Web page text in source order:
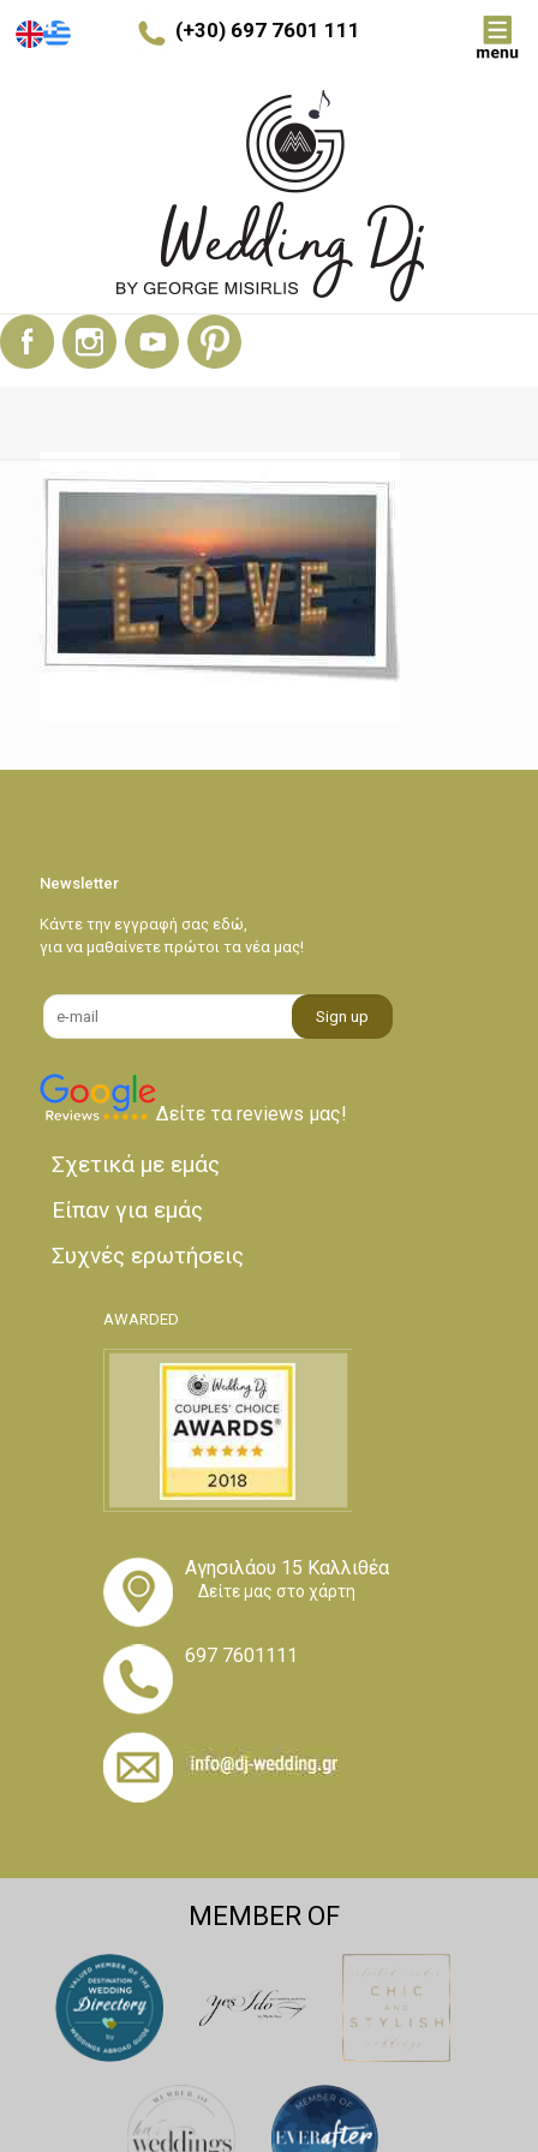
(+30) 697 7601 111
Newsletter
Κάντε την εγγραφή σας εδώ,
για να μαθαίνετε πρώτοι τα νέα μας!
Δείτε τα reviews μας!
Σχετικά με εμάς
Είπαν για εμάς
Συχνές ερωτήσεις
AWARDED
Αγησιλάου 15 Καλλιθέα
Δείτε μας στο χάρτη
697 7601111
MEMBER OF